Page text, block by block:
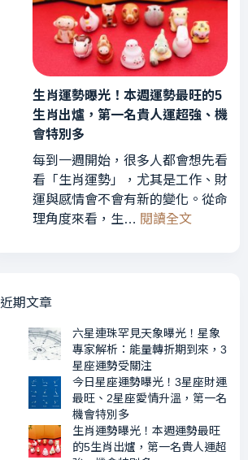
轉
折
期
到
來，
3
座
運
曝
光！
3
星
運
最
旺、
溫，
一
名
會
特
生肖運勢曝光！本週運勢最旺的5
生肖出爐，第一名貴人運超強、機
會特別多
每到一週開始，很多人都會想先看
看「生肖運勢」，尤其是工作、財
運與感情會不會有新的變化。從命
理角度來看，生… 閱讀全文:
光！
本
運
最
旺
近期文章
六星連珠罕見天象曝光！星象
專家解析：能量轉折期到來，3
星座運勢受關注
今日星座運勢曝光！3星座財運
最旺、2星座愛情升溫，第一名
機會特別多
生肖運勢曝光！本週運勢最旺
的5生肖出爐，第一名貴人運超